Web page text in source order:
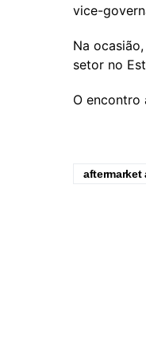
vice-
Na
setor no
O encontro
aftermarket